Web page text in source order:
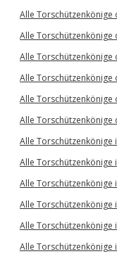
Alle Torschützenkönige
Alle Torschützenkönige
Alle Torschützenkönige
Alle Torschützenkönige
Alle
Alle Torschützenkönige
Alle Torschützenkönige
Alle Torschützenkönige
Alle Torschützenkönige
Alle Torschützenkönige
Alle Torschützenkönige
Alle Torschützenkönige